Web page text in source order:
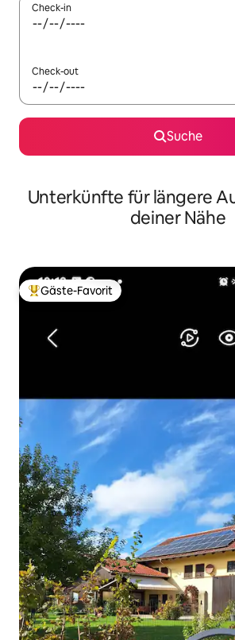
Check-in
Check-out
Suche
Unterkünfte für längere
deiner Nähe
Beliebter Gäste-Favorit.
Gäste-Favorit